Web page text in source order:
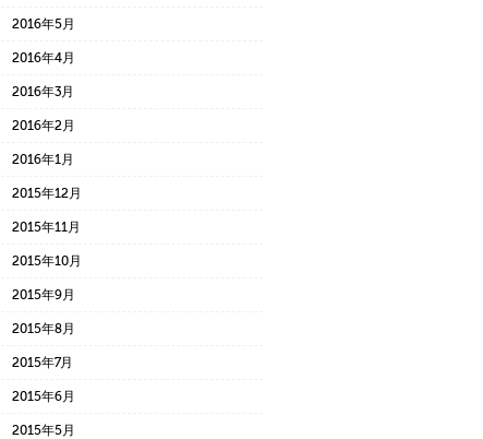
2016年5月
2016年4月
2016年3月
2016年2月
2016年1月
2015年12月
2015年11月
2015年10月
2015年9月
2015年8月
2015年7月
2015年6月
2015年5月